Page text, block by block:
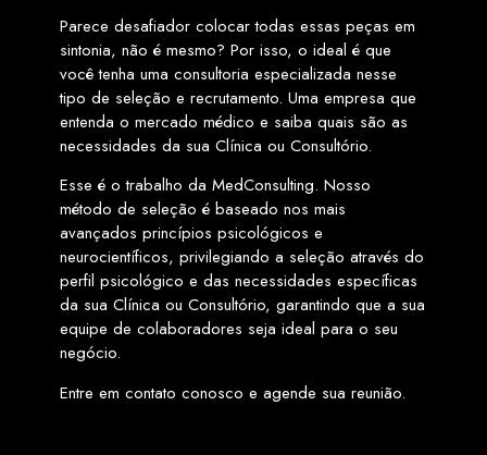
Parece desafiador colocar todas essas peças em
sintonia, não é mesmo? Por isso, o ideal é que
você tenha uma consultoria especializada nesse
tipo de seleção e recrutamento. Uma empresa que
entenda o mercado médico e saiba quais são as
necessidades da sua Clínica ou Consultório.
Esse é o trabalho da MedConsulting. Nosso
método de seleção é baseado nos mais
avançados princípios psicológicos e
neurocientíficos, privilegiando a seleção através do
perfil psicológico e das necessidades específicas
da sua Clínica ou Consultório, garantindo que a sua
equipe de colaboradores seja ideal para o seu
negócio.
Entre em contato conosco e agende sua reunião.